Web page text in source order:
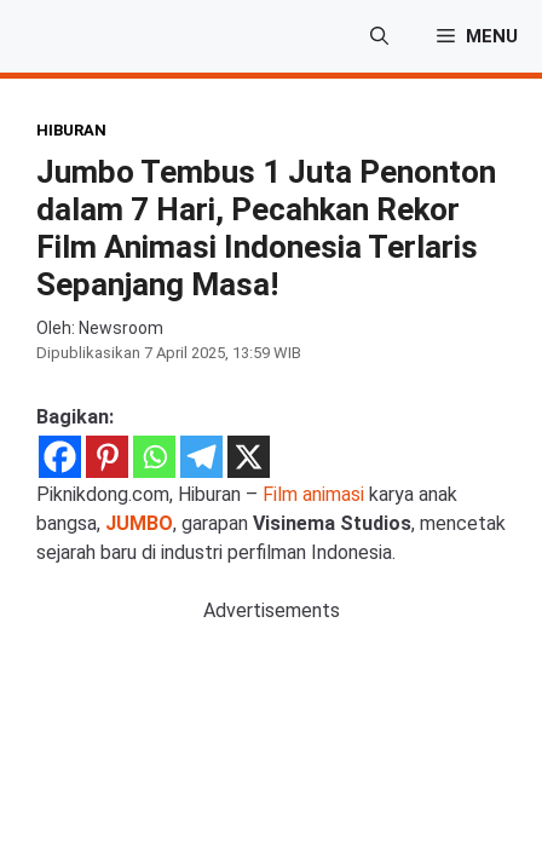
isi
MENU
HIBURAN
Jumbo Tembus 1 Juta Penonton
dalam 7 Hari, Pecahkan Rekor
Film Animasi Indonesia Terlaris
Sepanjang Masa!
Oleh: Newsroom
Dipublikasikan 7 April 2025, 13:59 WIB
Bagikan:
Piknikdong.com, Hiburan – Film animasi karya anak
bangsa, JUMBO, garapan Visinema Studios, mencetak
sejarah baru di industri perfilman Indonesia.
Advertisements